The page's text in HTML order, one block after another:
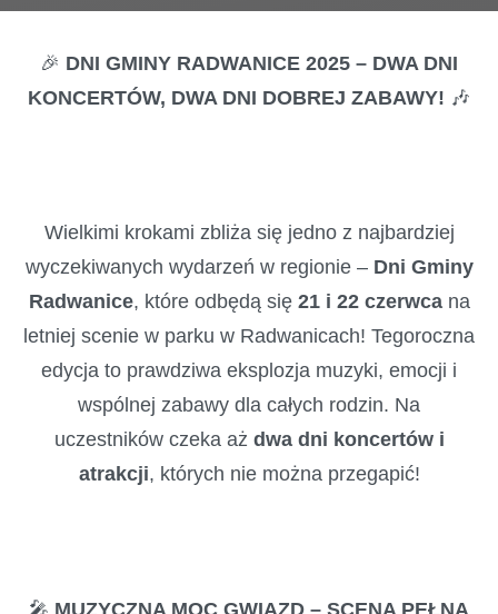
🎉 DNI GMINY RADWANICE 2025 – DWA DNI
KONCERTÓW, DWA DNI DOBREJ ZABAWY! 🎶
Wielkimi krokami zbliża się jedno z najbardziej
wyczekiwanych wydarzeń w regionie – Dni Gminy
Radwanice, które odbędą się 21 i 22 czerwcana
letniej scenie w parku w Radwanicach! Tegoroczna
edycja to prawdziwa eksplozja muzyki, emocji i
wspólnej zabawy dla całych rodzin. Na
uczestników czeka aż dwa dni koncertów i
atrakcji, których nie można przegapić!
🎤 MUZYCZNA MOC GWIAZD – SCENA PEŁNA